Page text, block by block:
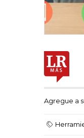
Agregue a